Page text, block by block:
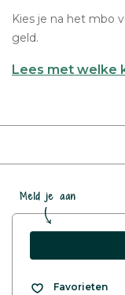
Kies je na het mbo
geld.
Lees met welke
Meld je aan
Favorieten